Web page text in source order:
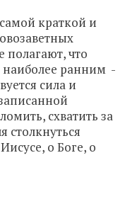
краткой и
полагают, что
наиболее ранним -
сила и
схватить за
столкнуться
о Боге, о